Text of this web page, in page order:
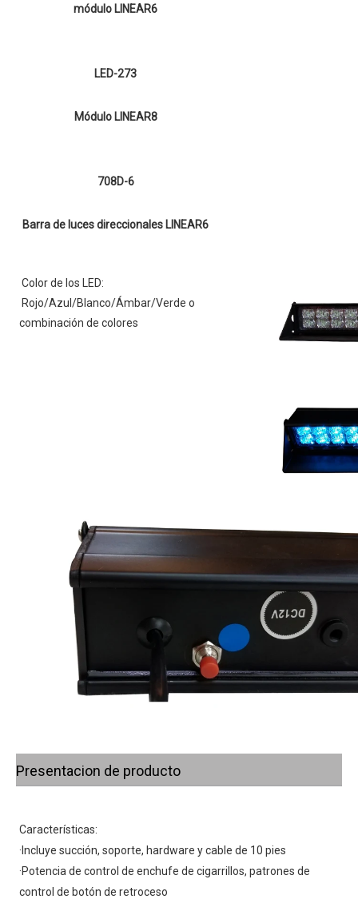
módulo LINEAR6
LED-273
Módulo LINEAR8
708D-6
Barra de luces direccionales LINEAR6
Color de los LED:
combinación de colores
Presentacion de producto
Características:
·Incluye succión, soporte, hardware y cable de 10 pies
·Potencia de control de enchufe de cigarrillos, patrones de
control de botón de retroceso